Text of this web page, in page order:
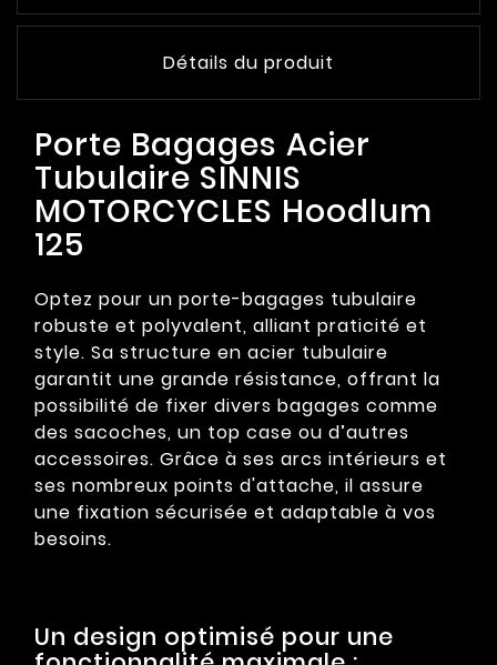
Détails du produit
Porte Bagages Acier
Tubulaire SINNIS
MOTORCYCLES Hoodlum
125
Optez pour un porte-bagages tubulaire
robuste et polyvalent, alliant praticité et
style. Sa structure en acier tubulaire
garantit une grande résistance, offrant la
possibilité de fixer divers bagages comme
des sacoches, un top case ou d’autres
accessoires. Grâce à ses arcs intérieurs et
ses nombreux points d'attache, il assure
une fixation sécurisée et adaptable à vos
besoins.
Un design optimisé pour une